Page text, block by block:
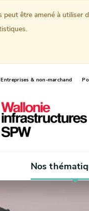
Entreprises & non-marchand
Nos
être amené à utiliser